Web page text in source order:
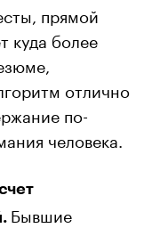
прямой
куда более
отлично
по-
человека.
Бывшие